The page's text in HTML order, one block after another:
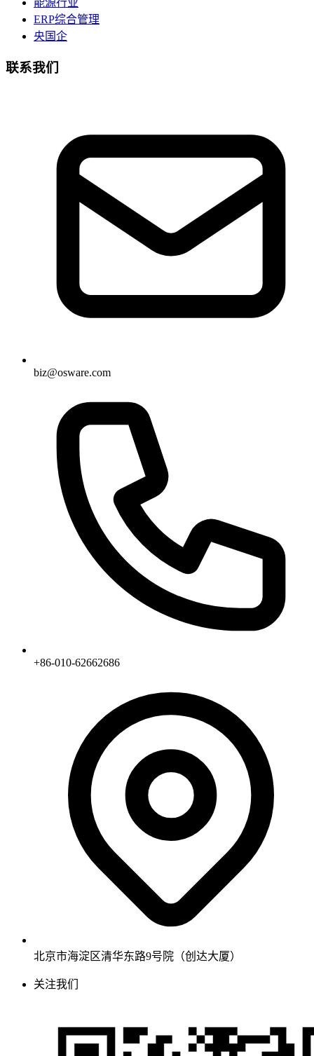
能源行业
ERP综合管理
央国企
联系我们
biz@osware.com
+86-010-62662686
北京市海淀区清华东路9号院（创达大厦）
关注我们